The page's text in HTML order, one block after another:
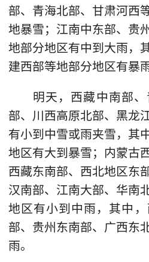
部、青海北部、甘肃河西
地暴雪；江南中东部、贵
地部分地区有中到大雨，
建西部等地部分地区有暴雨
明天，西藏中南部、
部、川西高原北部、黑龙
有小到中雪或雨夹雪，其
地区有大到暴雪；内蒙古
西藏东南部、西北地区东
汉南部、江南大部、华南
地区有小到中雨，其中
部、贵州东南部、广西东
雨。